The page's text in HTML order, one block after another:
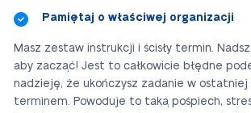
Pamiętaj o właściwej organizacji
Masz zestaw instrukcji i ścisły termin.
aby zacząć! Jest to całkowicie błędne
nadzieję, że ukończysz zadanie w ostatniej
terminem. Powoduje to taką pośpiech,